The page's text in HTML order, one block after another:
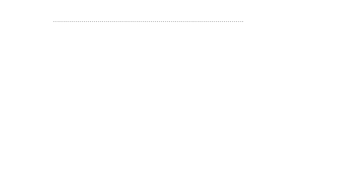
………………………………………………………………………………….